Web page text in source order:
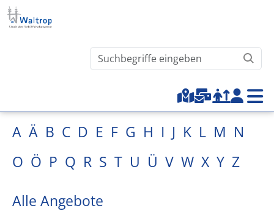
Direkt zum Inhalt
Waltrop.de durchsuchen
Top-Menu
A Ä B C D E F G H I J K L M N
O Ö P Q R S T U Ü V W X Y Z
Alle Angebote